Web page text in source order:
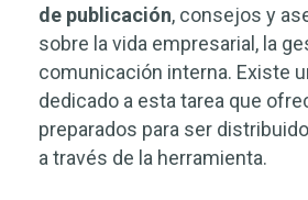
de publicación, consejos y
sobre la vida empresarial, la
comunicación interna. Existe
dedicado a esta tarea que
preparados para ser
a través de la herramienta.